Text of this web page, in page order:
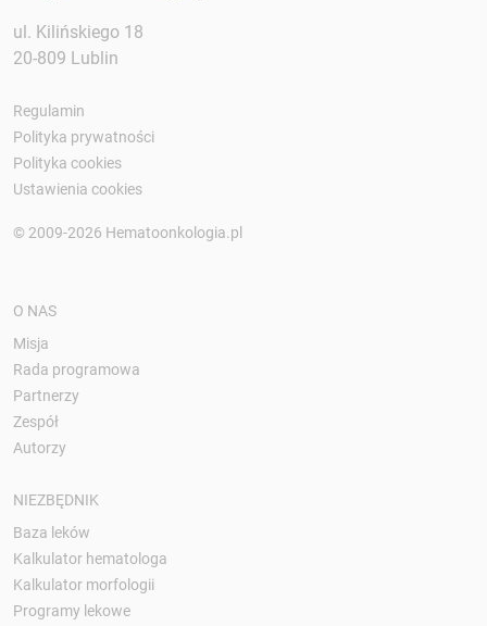
ul. Kilińskiego 18
20-809 Lublin
Regulamin
Polityka prywatności
Polityka cookies
Ustawienia cookies
© 2009-2026 Hematoonkologia.pl
O NAS
Misja
Rada programowa
Partnerzy
Zespół
Autorzy
NIEZBĘDNIK
Baza leków
Kalkulator hematologa
Kalkulator morfologii
Programy lekowe